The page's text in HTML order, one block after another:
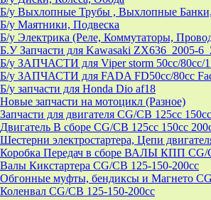
Б/у Выхлопные Трубы , Выхлопные
Б/у Маятники, Подвеска
Б/у Электрика (Реле, Коммутаторы,
Б.У Запчасти для Kawasaki ZX636_2005-
Б/у ЗАПЧАСТИ для Viper storm 50cc/
Б/у ЗАПЧАСТИ для FADA FD50cc/80cc
Б/у запчасти для Honda Dio af18
Новые запчасти на мотоцикл (Разное)
Запчасти для двигателя CG/CB 125cc
Двигатель В сборе CG/CB 125cc 150cc
Шестерни электростартера, Цепи
Коробка Передач в сборе ВАЛЫ КПП CG/
Валы Кикстартера CG/CB 125-150-200cc
Обгонные муфты, бендиксы и Магнето
Коленвал CG/CB 125-150-200cc